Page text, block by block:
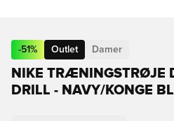
-51% Outlet Damer
NIKE TRÆNINGSTRØJE
DRILL - NAVY/KONGE